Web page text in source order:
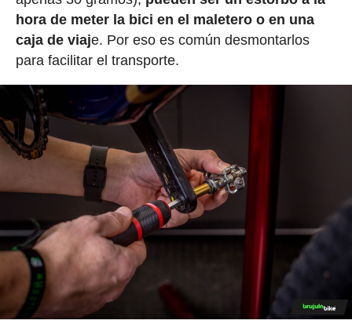
hora de meter la bici en el maletero o en una
caja de viaje. Por eso es común desmontarlos
para facilitar el transporte.